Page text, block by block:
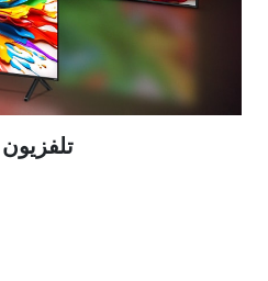
تلفزيون QNED evo الجديد كليًا